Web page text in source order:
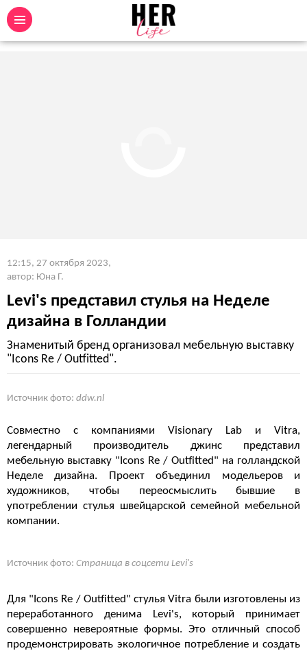
12:15, 27 октября 2023,
автор: Юна Г.
Levi's представил стулья на Неделе
дизайна в Голландии
Знаменитый бренд организовал мебельную выставку
"Icons Re / Outfitted".
Источник фото: ddw.nl
Совместно с компаниями Visionary Lab и Vitra,
легендарный производитель джинс представил
мебельную выставку "Icons Re / Outfitted" на голландской
Неделе дизайна. Проект объединил модельеров и
художников, чтобы переосмыслить бывшие в
употреблении стулья швейцарской семейной мебельной
компании.
Источник фото: Страница в соцсети Levi's
Для "Icons Re / Outfitted" стулья Vitra были изготовлены из
переработанного денима Levi's, который принимает
совершенно невероятные формы. Это отличный способ
продемонстрировать экологичное потребление и создать